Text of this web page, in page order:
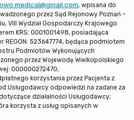
, wpisana do
przez Sąd Rejonowy Poznań –
VIII Wydział Gospodarczy Krajowego
KRS: 0001001498, posiadająca
REGON: 523647774, będąca podmiotem
Podmiotów Wykonujących
przez Wojewodę Wielkopolskiego
000000272470;
korzystania przez Pacjenta z
Usługodawcy odpowiedzi na zadane za
działalności Usługodawcy;
korzysta z usług opisanych w